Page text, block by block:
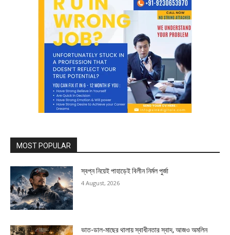
MOST POPULAR
স্বপ্ন নিয়েই পাহাড়েই বিলীন নির্মল পুর্জা
4 August, 2026
ভাত-ডাল-মাছের থালায় স্বাধীনতার স্বাদ, আজও অমলিন